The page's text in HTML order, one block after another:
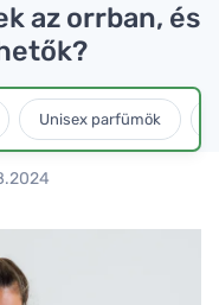
az orrban, és
Unisex parfümök